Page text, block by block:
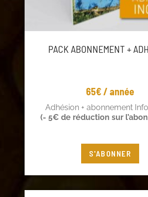
PACK ABONNEMENT +
65€ / année
Adhésion + abonnement
(- 5€ de réduction sur
S'ABONNER